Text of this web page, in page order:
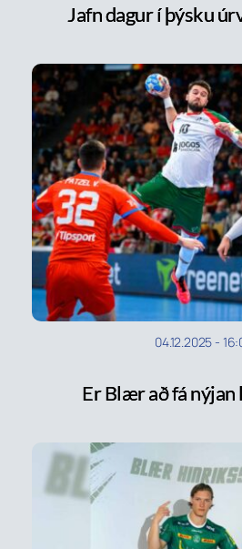
Jafn dagur í þýsku
04.12.2025 -
Er Blær að fá nýjan